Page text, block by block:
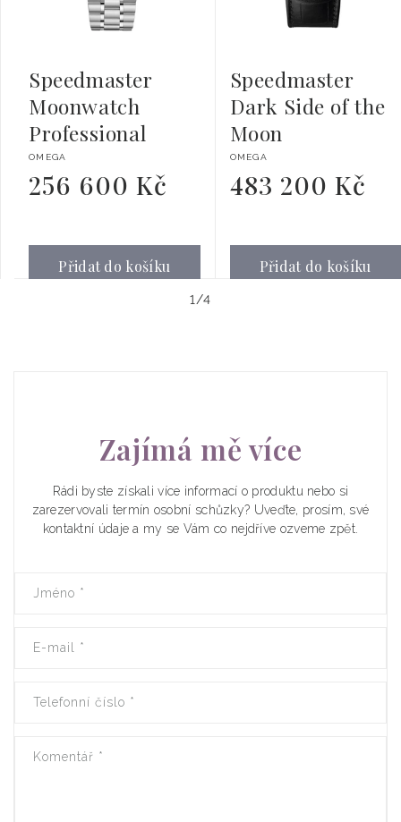
Speedmaster
Moonwatch
Professional
Dodavatel:
OMEGA
Běžná
cena
256 600 Kč
Přidat do košíku
Speedmaster
Dark Side of the
Moon
Dodavatel:
OMEGA
Běžná
cena
483 200 Kč
Přidat do košíku
1 /z4
Zajímá mě více
Rádi byste získali více informací o produktu nebo si
zarezervovali termín osobní schůzky? Uveďte, prosím, své
kontaktní údaje a my se Vám co nejdříve ozveme zpět.
Jméno *
E-mail *
Telefonní číslo *
Komentář *